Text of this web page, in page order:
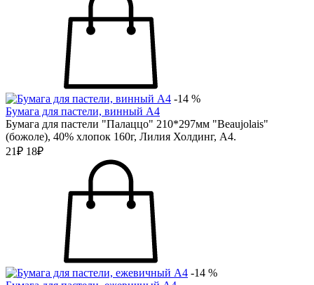
-14 %
Бумага для пастели, винный А4
Бумага для пастели "Палаццо" 210*297мм "Beaujolais"
(божоле), 40% хлопок 160г, Лилия Холдинг, А4.
21₽ 18₽
-14 %